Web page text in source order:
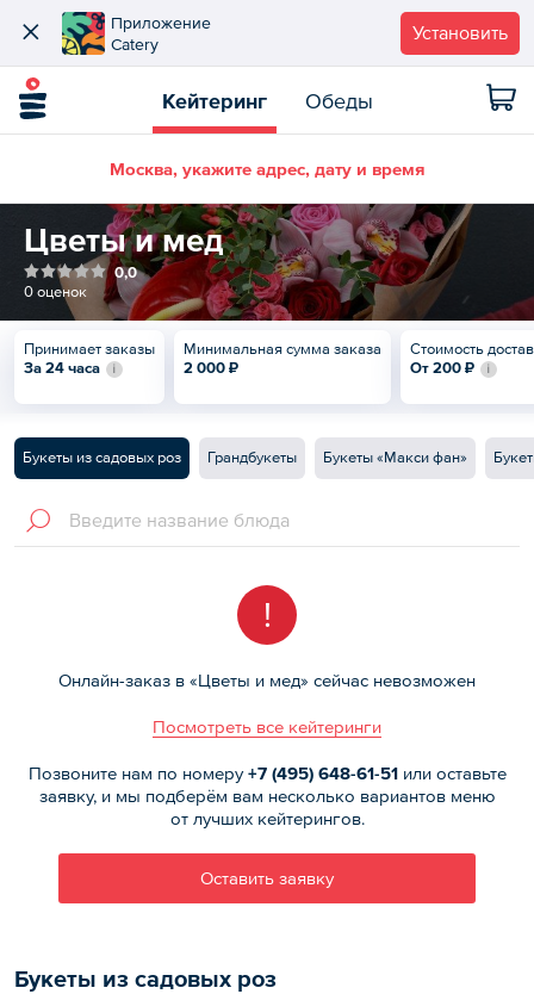
Приложение
Catery
Установить
Кейтеринг Обеды
Москва, укажите адрес, дату и время
Цветы и мед
0,0
0 оценок
Принимает заказы
За 24 часа
Минимальная сумма заказа
2 000 ₽
Стоимость
От 200 ₽
Букеты из садовых роз Грандбукеты Букеты «Макси фан»
!
Онлайн-заказ в «Цветы и мед» сейчас невозможен
Посмотреть все кейтеринги
Позвоните нам по номеру+7 (495) 648-61-51или оставьте
заявку, и мы подберём вам несколько вариантов меню
от лучших кейтерингов.
Оставить заявку
Букеты из садовых роз